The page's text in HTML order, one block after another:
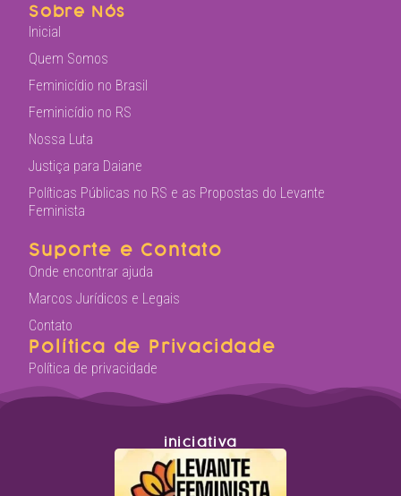
Sobre Nós
Inicial
Quem Somos
Feminicídio no Brasil
Feminicídio no RS
Nossa Luta
Justiça para Daiane
Políticas Públicas no RS e as Propostas do Levante
Feminista
Suporte e Contato
Onde encontrar ajuda
Marcos Jurídicos e Legais
Contato
Política de Privacidade
Política de privacidade
iniciativa